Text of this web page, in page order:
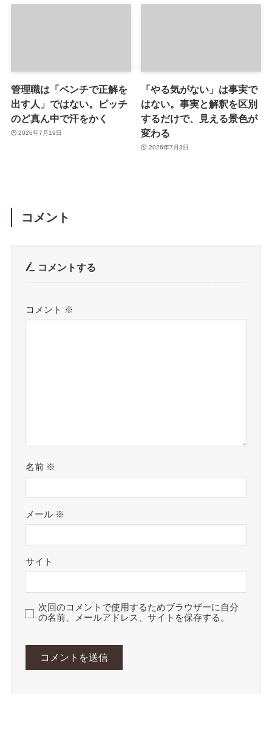
管理職は「ベンチで正解を
出す人」ではない。ピッチ
のど真ん中で汗をかく
2026年7月19日
「やる気がない」は事実で
はない。事実と解釈を区別
するだけで、見える景色が
変わる
2026年7月3日
コメント
コメントする
コメント ※
名前 ※
メール ※
サイト
次回のコメントで使用するためブラウザーに自分
の名前、メールアドレス、サイトを保存する。